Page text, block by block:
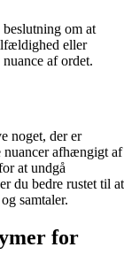
om at
eller
af ordet.
noget, der er
afhængigt af
at undgå
du bedre rustet til at
samtaler.
for